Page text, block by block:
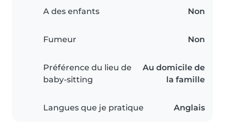
A des enfants Non
Fumeur Non
Préférence du lieu de
baby-sitting
Au domicile de
la famille
Langues que je pratique Anglais